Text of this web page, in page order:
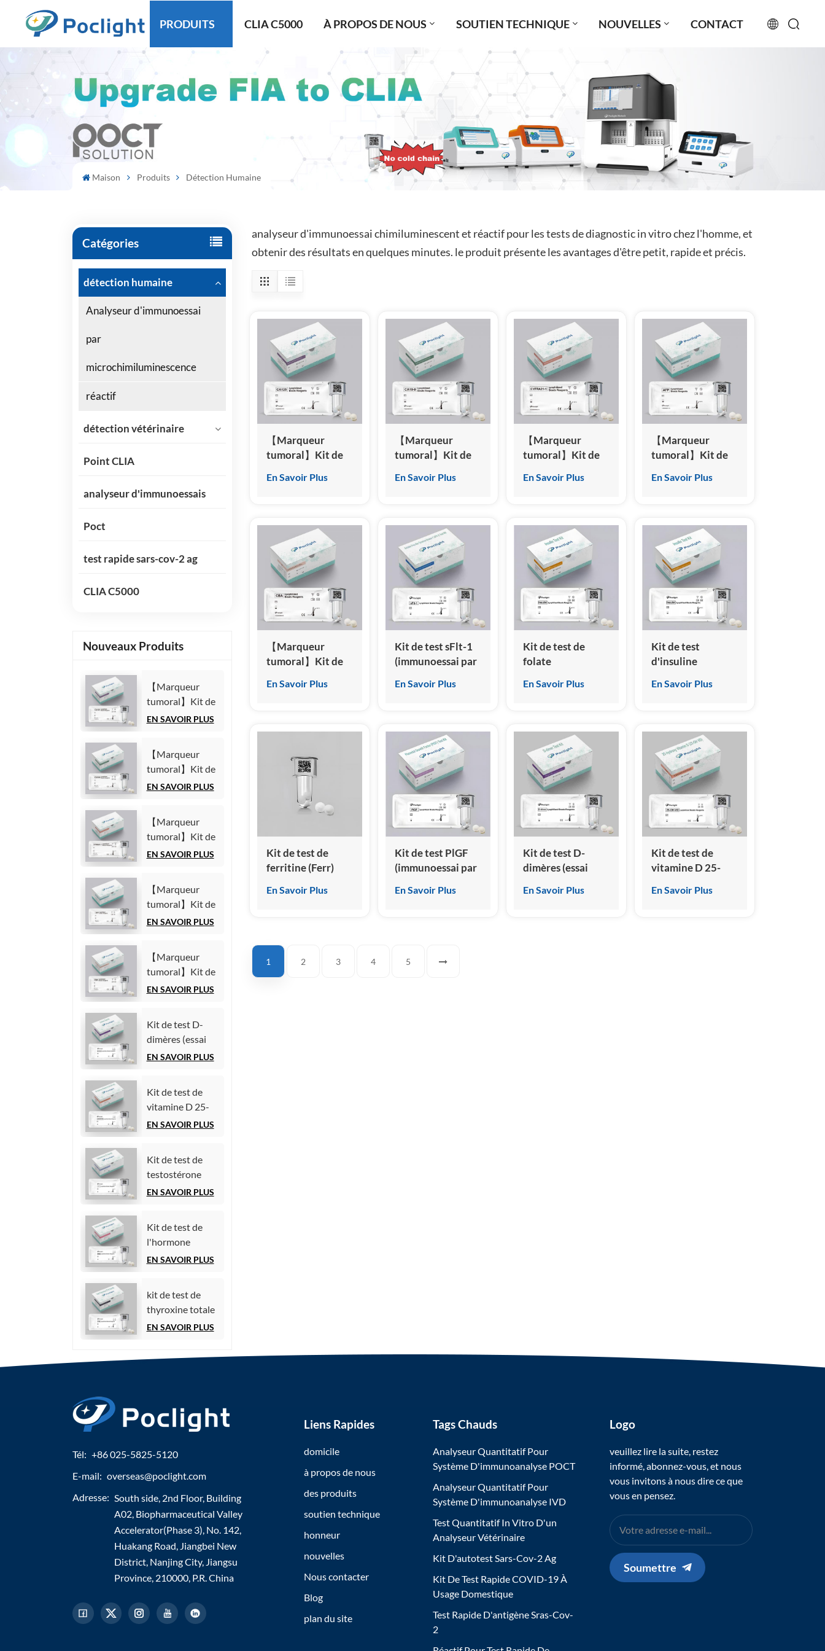
PRODUITS CLIA C5000 À PROPOS DE NOUS SOUTIEN TECHNIQUE NOUVELLES CONTACT
русский
español
日本語
Indonesia
Maison Produits Détection Humaine
Catégories
détection humaine
Analyseur d'immunoessai
par
microchimiluminescence
réactif
détection vétérinaire
Point CLIA
analyseur d'immunoessais
Poct
test rapide sars-cov-2 ag
CLIA C5000
Nouveaux Produits
【Marqueur
tumoral】Kit de
test de l'antigène
(Immunoessai
par
chimiluminescence
EN SAVOIR PLUS
【Marqueur
tumoral】Kit de
test de l'antigène
(Immunoessai
par
chimiluminescence
EN SAVOIR PLUS
【Marqueur
tumoral】Kit de
test du fragment
(CYFRA21-1)
(Immunoessai
par
homogène)
EN SAVOIR PLUS
【Marqueur
tumoral】Kit de
test de l'alpha-
(Immunoessai
par
chimiluminescence
EN SAVOIR PLUS
【Marqueur
tumoral】Kit de
test de l'antigène
(Immunoessai
par
chimiluminescence
EN SAVOIR PLUS
Kit de test D-
dimères (essai
immunologique
homogène)
EN SAVOIR PLUS
Kit de test de
vitamine D 25-
hydroxy (essai
chimiluminescence
homogène))
EN SAVOIR PLUS
Kit de test de
testostérone
(essai
chimiluminescence)
EN SAVOIR PLUS
Kit de test de
l'hormone
folliculo-
EN SAVOIR PLUS
kit de test de
thyroxine totale
(TT4)
EN SAVOIR PLUS
analyseur d'immunoessai chimiluminescent et réactif pour les tests de diagnostic in vitro chez l'homme, et
obtenir des résultats en quelques minutes. le produit présente les avantages d'être petit, rapide et précis.
【Marqueur
tumoral】Kit de
carbohydrate 125
chimiluminescence
homogène)
En Savoir Plus
【Marqueur
tumoral】Kit de
carbohydrate 19-
chimiluminescence
homogène)
En Savoir Plus
【Marqueur
tumoral】Kit de
21-1 de la
(Immunoessai par
chimiluminescence
homogène)
En Savoir Plus
【Marqueur
tumoral】Kit de
fœtoprotéine
chimiluminescence
homogène)
En Savoir Plus
【Marqueur
tumoral】Kit de
carcinoembryonnaire
chimiluminescence
En Savoir Plus
Kit de test sFlt-1
(immunoessai par
homogène)
En Savoir Plus
Kit de test de
folate
chimioluminescence
En Savoir Plus
Kit de test
d'insuline
chimiluminescence
En Savoir Plus
Kit de test de
ferritine (Ferr)
chimiluminescence
En Savoir Plus
Kit de test PlGF
(immunoessai par
homogène)
En Savoir Plus
Kit de test D-
dimères (essai
par
En Savoir Plus
Kit de test de
vitamine D 25-
immunologique
En Savoir Plus
1 2 3 4 5
Tél: +86 025-5825-5120
E-mail: overseas@poclight.com
Adresse: South side, 2nd Floor, Building
A02, Biopharmaceutical Valley
Accelerator(Phase 3), No. 142,
Huakang Road, Jiangbei New
District, Nanjing City, Jiangsu
Province, 210000, P.R. China
Liens Rapides
domicile
à propos de nous
des produits
soutien technique
honneur
nouvelles
Nous contacter
Blog
plan du site
Tags Chauds
Analyseur Quantitatif Pour
Système D'immunoanalyse POCT
Analyseur Quantitatif Pour
Système D'immunoanalyse IVD
Test Quantitatif In Vitro D'un
Analyseur Vétérinaire
Kit D'autotest Sars-Cov-2 Ag
Kit De Test Rapide COVID-19 À
Usage Domestique
Test Rapide D'antigène Sras-Cov-
2
Logo
veuillez lire la suite, restez
informé, abonnez-vous, et nous
vous invitons à nous dire ce que
vous en pensez.
Soumettre